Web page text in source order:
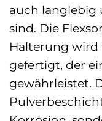
auch
sind. Die
Halterung wird
gefertigt, der
gewährleistet.